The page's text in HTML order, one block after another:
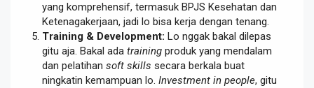
yang komprehensif, termasuk BPJS Kesehatan dan
Ketenagakerjaan, jadi lo bisa kerja dengan tenang.
Training & Development: Lo nggak bakal dilepas
gitu aja. Bakal ada training produk yang mendalam
dan pelatihan soft skills secara berkala buat
ningkatin kemampuan lo. Investment in people, gitu